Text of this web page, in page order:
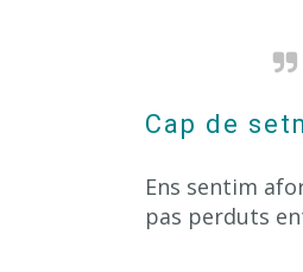
Cap de
Ens sentim
pas perduts